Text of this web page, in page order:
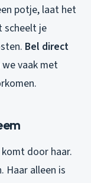
potje, laat het
scheelt je
Bel direct
we vaak met
door haar.
Haar alleen is